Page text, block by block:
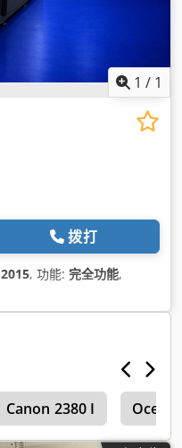
1 / 1
拨打
2015, 功能: 完全功能,
Canon 2380 I Oce